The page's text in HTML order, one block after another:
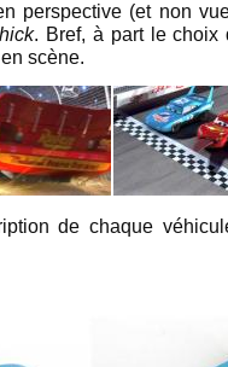
perspective (et non
. Bref, à part le choix
scène.
de chaque